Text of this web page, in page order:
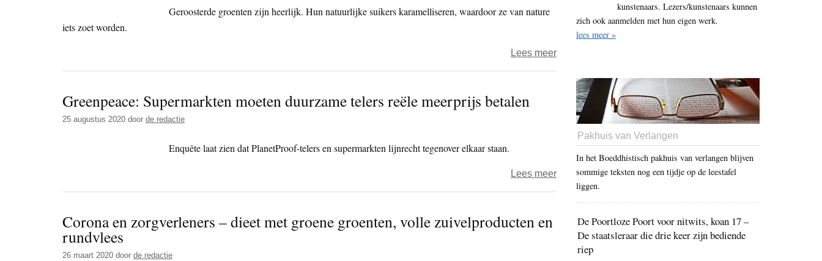
oven
Geroosterde groenten zijn heerlijk. Hun natuurlijke suikers karamelliseren, waardoor ze van nature
iets zoet worden.
Lees meerover
Earth
Heart
Groenten
roosteren
in
Greenpeace: Supermarkten moeten duurzame telers reële meerprijs betalen
25 augustus 2020 door de redactie
Enquête laat zien dat PlanetProof-telers en supermarkten lijnrecht tegenover elkaar staan.
Lees meerover
Greenpeace:
Supermarkten
moeten
duurzame
telers
Corona en zorgverleners – dieet met groene groenten, volle zuivelproducten en
rundvlees
26 maart 2020 door de redactie
kunstenaars. Lezers/kunstenaars kunnen
zich ook aanmelden met hun eigen werk.
lees meer »
Pakhuis van Verlangen
In het Boeddhistisch pakhuis van verlangen blijven
sommige teksten nog een tijdje op de leestafel
liggen.
De Poortloze Poort voor nitwits, koan 17 –
De staatsleraar die drie keer zijn bediende
riep